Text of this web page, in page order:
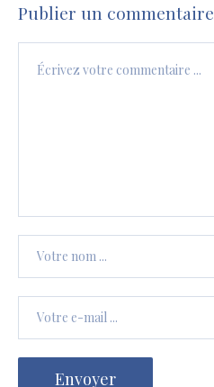
Publier un commentaire